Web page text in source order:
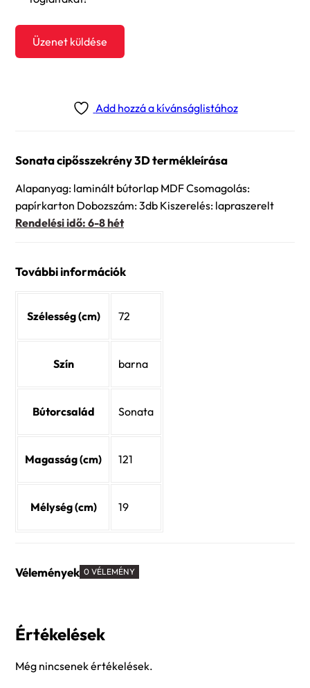
Üzenet küldése
Add hozzá a kívánságlistához
Sonata cipősszekrény 3D termékleírása
Alapanyag: laminált bútorlap MDF Csomagolás:
papírkarton Dobozszám: 3db Kiszerelés: lapraszerelt
Rendelési idő: 6-8 hét
További információk
Szélesség (cm) 72
Szín barna
Bútorcsalád Sonata
Magasság (cm) 121
Mélység (cm) 19
Vélemények 0 VÉLEMÉNY
Értékelések
Még nincsenek értékelések.